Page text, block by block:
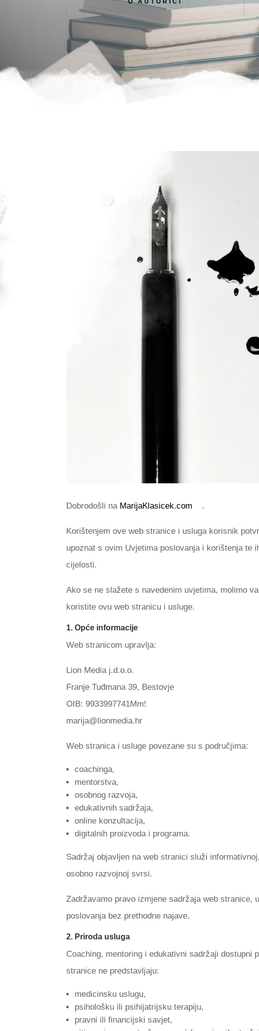
O AUTORICI
Dobrodošli na MarijaKlasicek.com .
Korištenjem ove web stranice i usluga korisnik
upoznat s ovim Uvjetima poslovanja i korištenja te
cijelosti.
Ako se ne slažete s navedenim uvjetima, molimo
koristite ovu web stranicu i usluge.
1. Opće informacije
Web stranicom upravlja:
Lion Media j.d.o.o.
Franje Tuđmana 39, Bestovje
OIB: 9933997741Mm!
marija@lionmedia.hr
Web stranica i usluge povezane su s područjima:
coachinga,
mentorstva,
osobnog razvoja,
edukativnih sadržaja,
online konzultacija,
digitalnih proizvoda i programa.
Sadržaj objavljen na web stranici služi
osobno razvojnoj svrsi.
Zadržavamo pravo izmjene sadržaja web stranice,
poslovanja bez prethodne najave.
2. Priroda usluga
Coaching, mentoring i edukativni sadržaji dostupni
stranice ne predstavljaju:
medicinsku uslugu,
psihološku ili psihijatrijsku terapiju,
pravni ili financijski savjet,